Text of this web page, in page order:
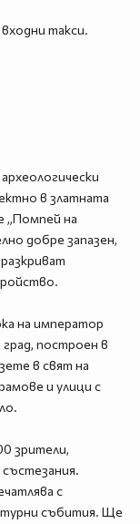
такси.
в златната
„Помпей на
добре запазен,
на император
построен в
в свят на
и улици с
зрители,
с
събития. Ще